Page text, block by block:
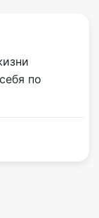
по